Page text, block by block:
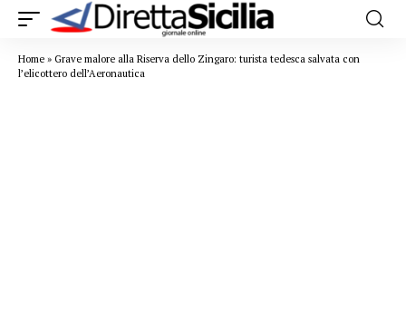
Home » Grave malore alla Riserva dello Zingaro: turista tedesca salvata con
l’elicottero dell’Aeronautica